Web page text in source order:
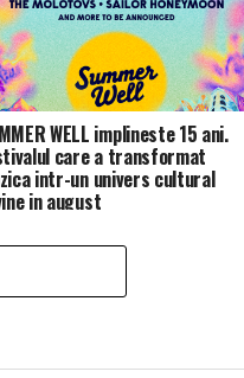
WELL implineste 15 ani.
care a transformat
intr-un univers cultural
in august